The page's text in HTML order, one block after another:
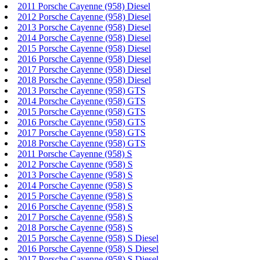
2011 Porsche Cayenne (958) Diesel
2012 Porsche Cayenne (958) Diesel
2013 Porsche Cayenne (958) Diesel
2014 Porsche Cayenne (958) Diesel
2015 Porsche Cayenne (958) Diesel
2016 Porsche Cayenne (958) Diesel
2017 Porsche Cayenne (958) Diesel
2018 Porsche Cayenne (958) Diesel
2013 Porsche Cayenne (958) GTS
2014 Porsche Cayenne (958) GTS
2015 Porsche Cayenne (958) GTS
2016 Porsche Cayenne (958) GTS
2017 Porsche Cayenne (958) GTS
2018 Porsche Cayenne (958) GTS
2011 Porsche Cayenne (958) S
2012 Porsche Cayenne (958) S
2013 Porsche Cayenne (958) S
2014 Porsche Cayenne (958) S
2015 Porsche Cayenne (958) S
2016 Porsche Cayenne (958) S
2017 Porsche Cayenne (958) S
2018 Porsche Cayenne (958) S
2015 Porsche Cayenne (958) S Diesel
2016 Porsche Cayenne (958) S Diesel